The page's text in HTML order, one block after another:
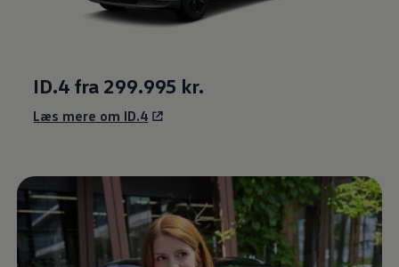
ID.4 fra 299.995 kr.
Læs mere om ID.4